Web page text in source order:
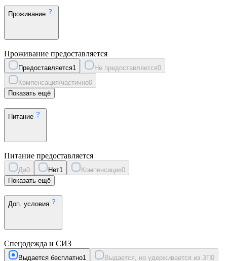
Проживание
Проживание предоставляется
Предоставляется1 Не предоставляется0
Компенсация/частично0
Показать ещё
Питание
Питание предоставляется
Да0 Нет1 Компенсация0
Показать ещё
Доп. условия
Спецодежда и СИЗ
Выдается бесплатно1 Выдается, но удерживается из ЗП0